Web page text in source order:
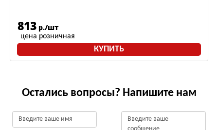
813 р./шт
цена розничная
КУПИТЬ
Остались вопросы? Напишите нам